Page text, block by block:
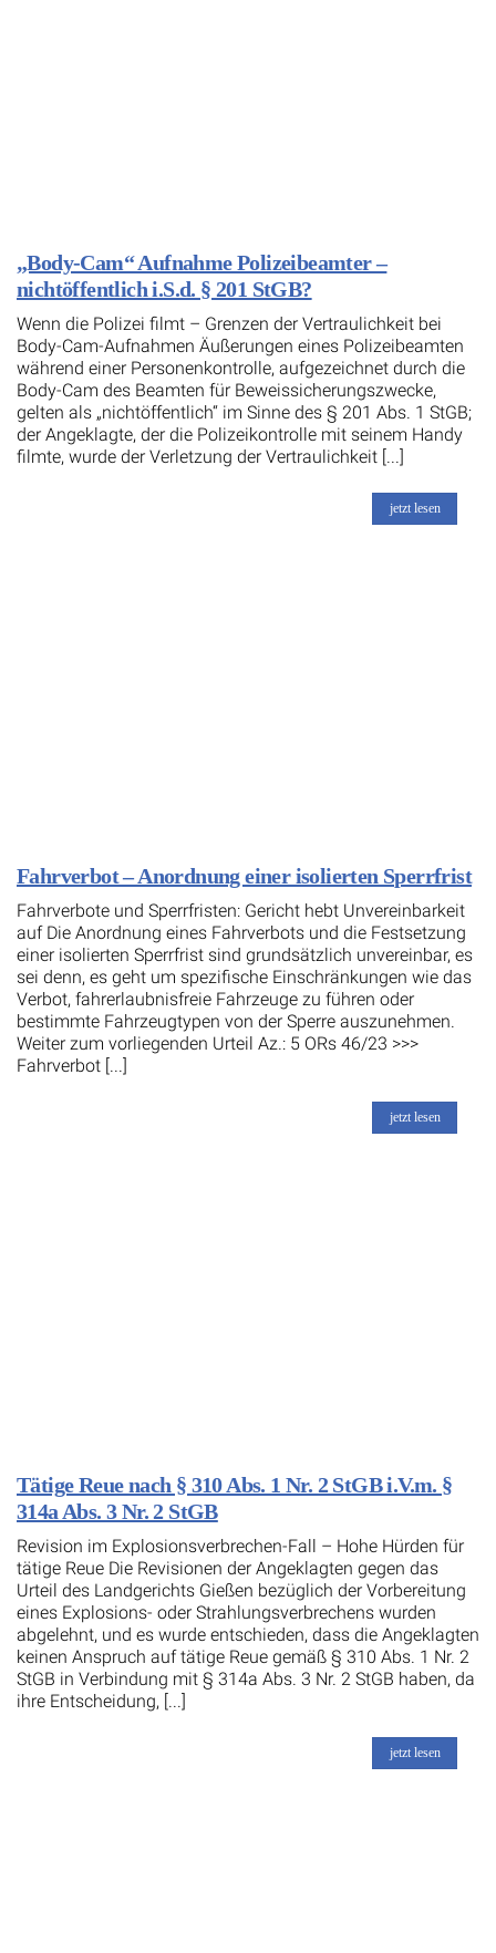
„Body-Cam“ Aufnahme Polizeibeamter –
nichtöffentlich i.S.d. § 201 StGB?
Wenn die Polizei filmt – Grenzen der Vertraulichkeit bei
Body-Cam-Aufnahmen Äußerungen eines Polizeibeamten
während einer Personenkontrolle, aufgezeichnet durch die
Body-Cam des Beamten für Beweissicherungszwecke,
gelten als „nichtöffentlich“ im Sinne des § 201 Abs. 1 StGB;
der Angeklagte, der die Polizeikontrolle mit seinem Handy
filmte, wurde der Verletzung der Vertraulichkeit [...]
jetzt lesen
Fahrverbot – Anordnung einer isolierten Sperrfrist
Fahrverbote und Sperrfristen: Gericht hebt Unvereinbarkeit
auf Die Anordnung eines Fahrverbots und die Festsetzung
einer isolierten Sperrfrist sind grundsätzlich unvereinbar, es
sei denn, es geht um spezifische Einschränkungen wie das
Verbot, fahrerlaubnisfreie Fahrzeuge zu führen oder
bestimmte Fahrzeugtypen von der Sperre auszunehmen.
Weiter zum vorliegenden Urteil Az.: 5 ORs 46/23 >>>
Fahrverbot [...]
jetzt lesen
Tätige Reue nach § 310 Abs. 1 Nr. 2 StGB i.V.m. §
314a Abs. 3 Nr. 2 StGB
Revision im Explosionsverbrechen-Fall – Hohe Hürden für
tätige Reue Die Revisionen der Angeklagten gegen das
Urteil des Landgerichts Gießen bezüglich der Vorbereitung
eines Explosions- oder Strahlungsverbrechens wurden
abgelehnt, und es wurde entschieden, dass die Angeklagten
keinen Anspruch auf tätige Reue gemäß § 310 Abs. 1 Nr. 2
StGB in Verbindung mit § 314a Abs. 3 Nr. 2 StGB haben, da
ihre Entscheidung, [...]
jetzt lesen